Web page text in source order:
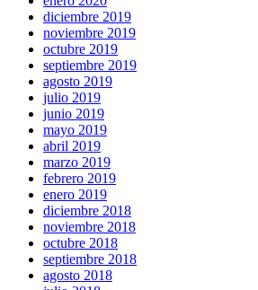
diciembre 2019
noviembre 2019
octubre 2019
septiembre 2019
agosto 2019
julio 2019
junio 2019
mayo 2019
abril 2019
marzo 2019
febrero 2019
enero 2019
diciembre 2018
noviembre 2018
octubre 2018
septiembre 2018
agosto 2018